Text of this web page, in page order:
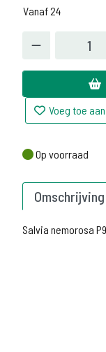
Vanaf 24
Voeg toe
Op voorraad
Op voorraad
Omschrijving
Salvia nemorosa P9